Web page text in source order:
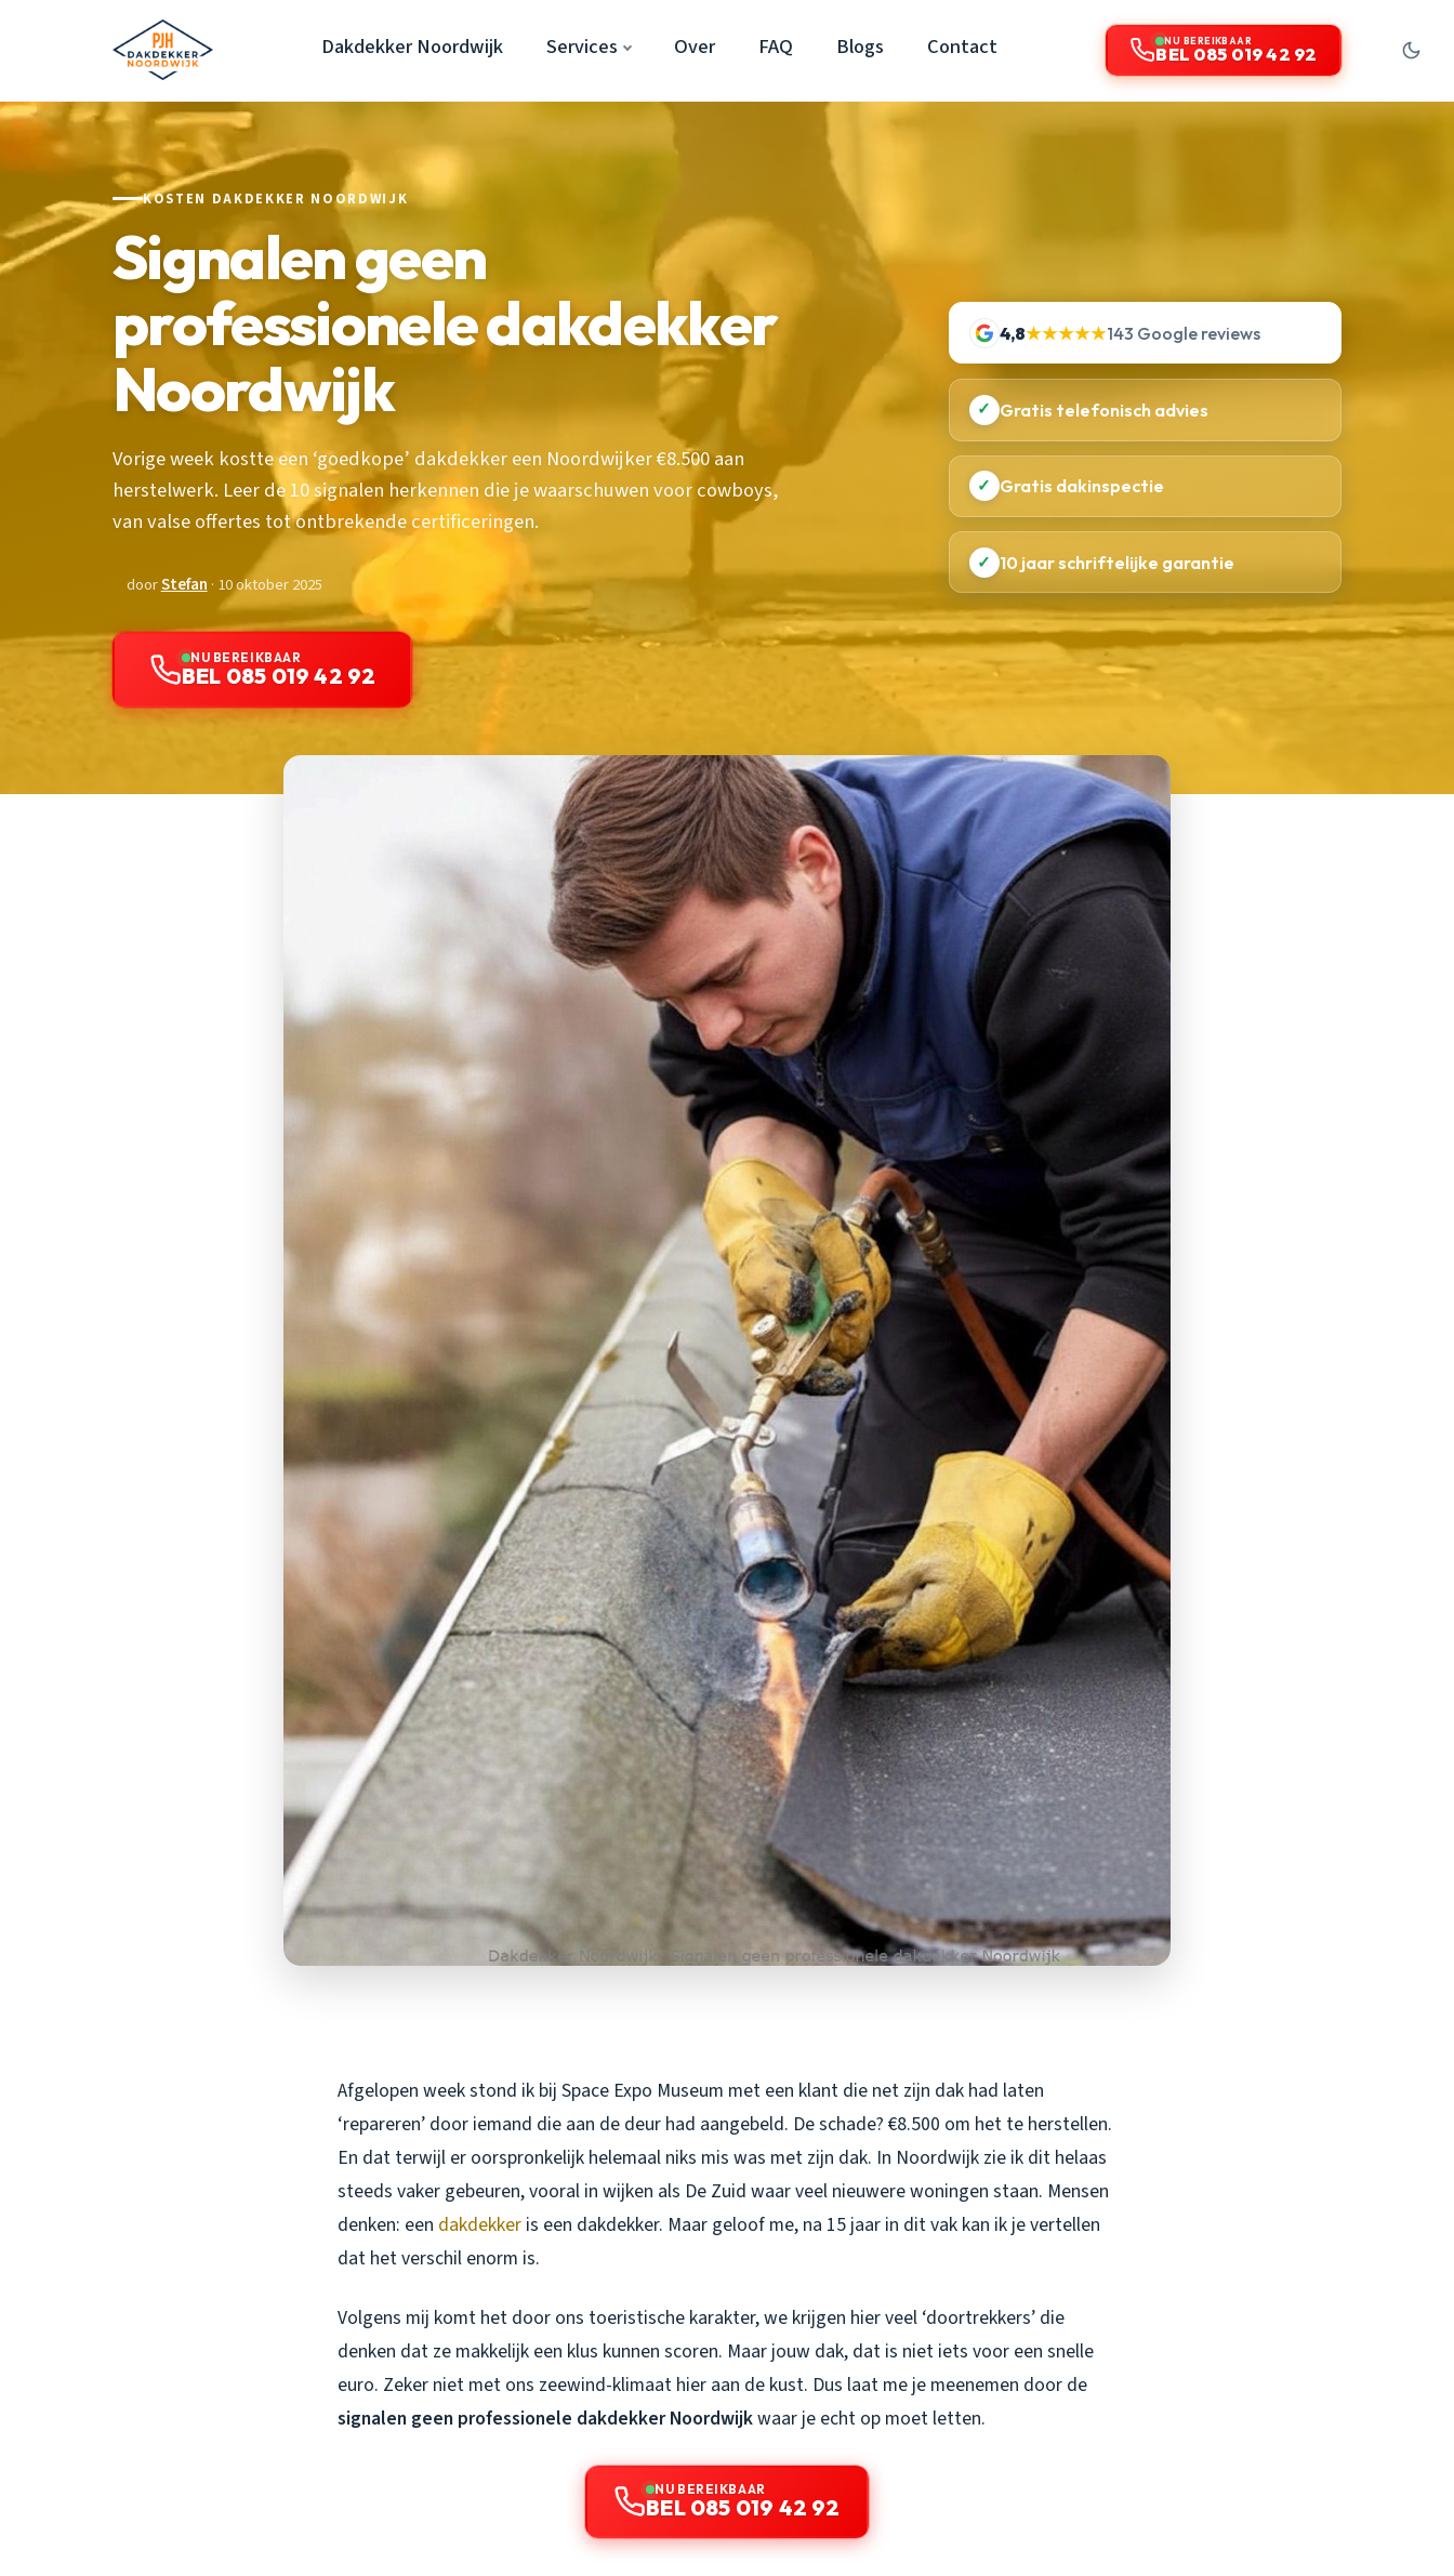
Dakdekker Noordwijk Services Over FAQ Blogs Contact NU BEREIKBAAR
BEL 085 019 42 92
KOSTEN DAKDEKKER NOORDWIJK
Signalen geen
professionele dakdekker
Noordwijk
Vorige week kostte een ‘goedkope’ dakdekker een Noordwijker €8.500 aan
herstelwerk. Leer de 10 signalen herkennen die je waarschuwen voor cowboys,
van valse offertes tot ontbrekende certificeringen.
doorStefan · 10 oktober 2025
NU BEREIKBAAR
BEL 085 019 42 92
4,8★★★★★143 Google reviews
✓ Gratis telefonisch advies
✓ Gratis dakinspectie
✓ 10 jaar schriftelijke garantie
Afgelopen week stond ik bij Space Expo Museum met een klant die net zijn dak had laten
‘repareren’ door iemand die aan de deur had aangebeld. De schade? €8.500 om het te herstellen.
En dat terwijl er oorspronkelijk helemaal niks mis was met zijn dak. In Noordwijk zie ik dit helaas
steeds vaker gebeuren, vooral in wijken als De Zuid waar veel nieuwere woningen staan. Mensen
denken: een dakdekker is een dakdekker. Maar geloof me, na 15 jaar in dit vak kan ik je vertellen
dat het verschil enorm is.
Volgens mij komt het door ons toeristische karakter, we krijgen hier veel ‘doortrekkers’ die
denken dat ze makkelijk een klus kunnen scoren. Maar jouw dak, dat is niet iets voor een snelle
euro. Zeker niet met ons zeewind-klimaat hier aan de kust. Dus laat me je meenemen door de
signalen geen professionele dakdekker Noordwijkwaar je echt op moet letten.
NU BEREIKBAAR
BEL 085 019 42 92